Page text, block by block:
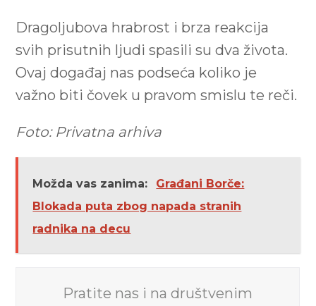
Dragoljubova hrabrost i brza reakcija
svih prisutnih ljudi spasili su dva života.
Ovaj događaj nas podseća koliko je
važno biti čovek u pravom smislu te reči.
Foto: Privatna arhiva
Možda vas zanima:
Građani Borče:
Blokada puta zbog napada stranih
radnika na decu
Pratite nas i na društvenim